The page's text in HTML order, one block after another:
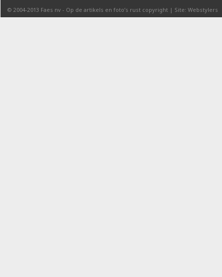
© 2004-2013 Faes nv - Op de artikels en foto’s rust copyright | Site: Webstylers